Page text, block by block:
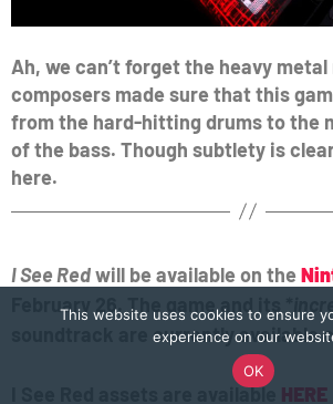
Ah, we can’t forget the heavy
composers made sure that this
from the hard-hitting drums to the
of the bass. Though subtlety is
here.
I See Redwill be available on the
February 26. The game and its *
soundtrack are currently available
I See Red assets are available HERE
This website uses cookies to ensure
experience on our
OK